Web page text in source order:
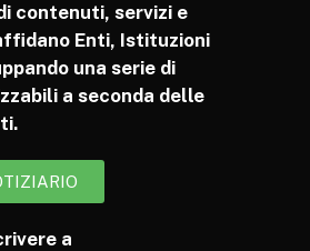
contenuti, servizi e
Enti, Istituzioni
una serie di
a seconda delle
a